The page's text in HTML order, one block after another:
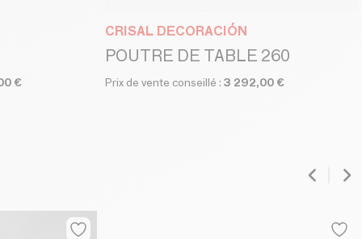
€
CRISAL DECORACIÓN
POUTRE DE TABLE 260
Prix de vente conseillé : 3 292,00 €